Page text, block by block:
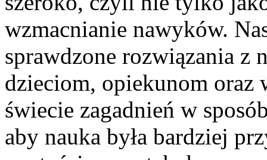
wzmacnianie nawyków.
sprawdzone rozwiązania z
dzieciom, opiekunom oraz
świecie zagadnień w
aby nauka była bardziej